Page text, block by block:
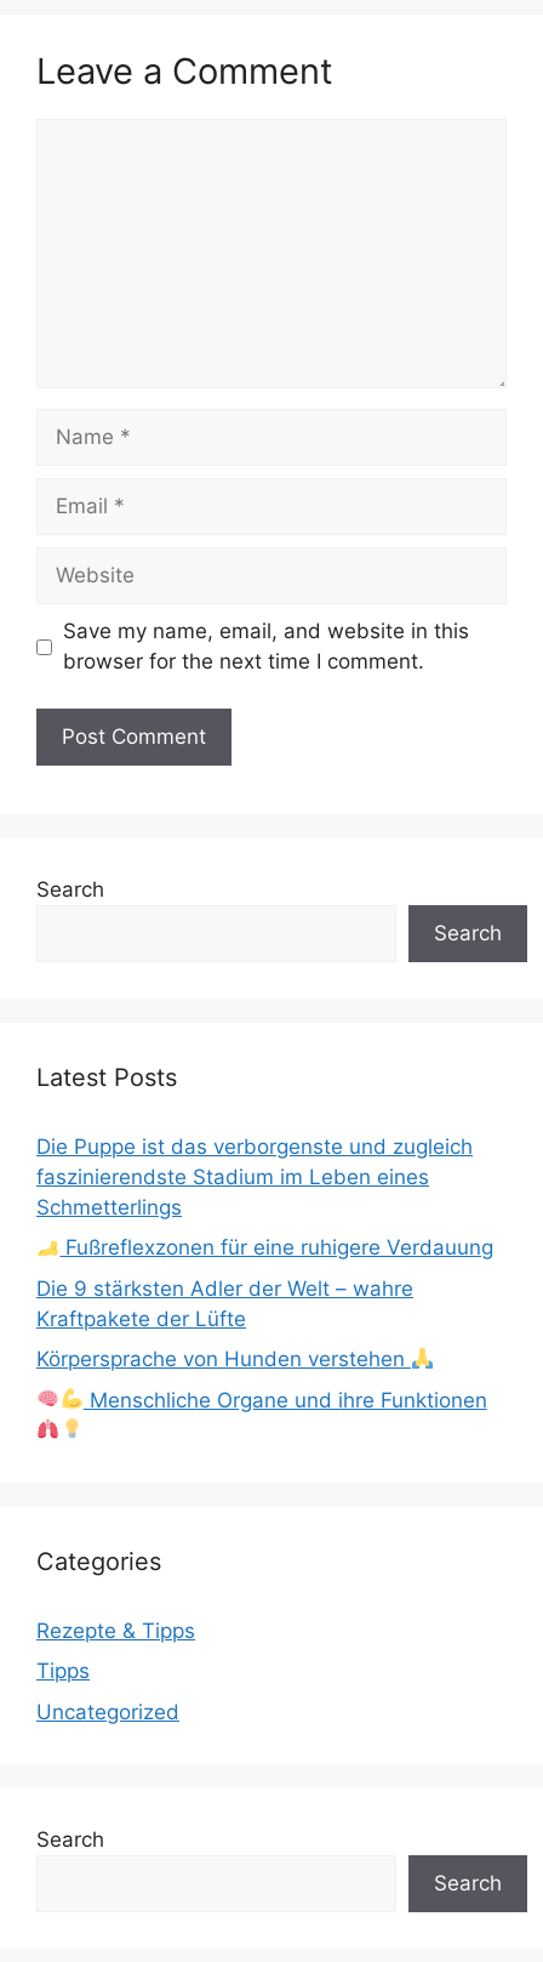
Leave a Comment
Name
Email
Website
Save my name, email, and website in this
browser for the next time I comment.
Search
Search
Latest Posts
Die Puppe ist das verborgenste und zugleich
faszinierendste Stadium im Leben eines
Schmetterlings
Fußreflexzonen für eine ruhigere Verdauung
Die 9 stärksten Adler der Welt – wahre
Kraftpakete der Lüfte
Körpersprache von Hunden verstehen
Menschliche Organe und ihre Funktionen
Categories
Rezepte & Tipps
Tipps
Uncategorized
Search
Search